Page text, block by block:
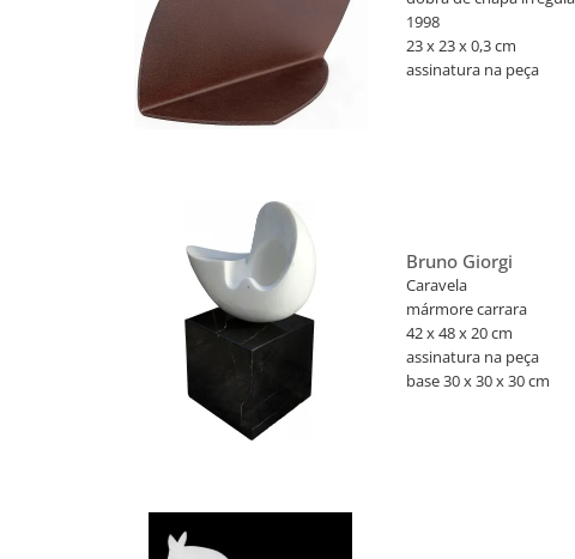
1998
23 x 23 x 0,3 cm
assinatura na peça
Bruno Giorgi
Caravela
mármore carrara
42 x 48 x 20 cm
assinatura na peça
base 30 x 30 x 30 cm